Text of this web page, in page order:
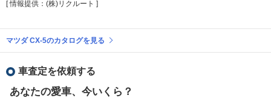
[ 情報提供：(株)リクルート ]
マツダ CX-5のカタログを見る
車査定を依頼する
あなたの愛車、今いくら？